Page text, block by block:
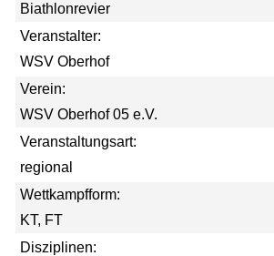
Biathlonrevier
Veranstalter:
WSV Oberhof
Verein:
WSV Oberhof 05 e.V.
Veranstaltungsart:
regional
Wettkampfform:
KT, FT
Disziplinen: